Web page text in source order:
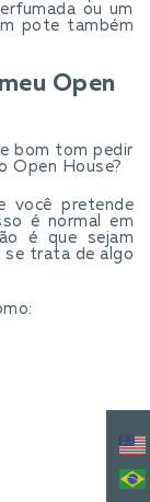
ou um
pote também
Open
bom tom pedir
Open House?
você pretende
é normal em
é que sejam
se trata de algo